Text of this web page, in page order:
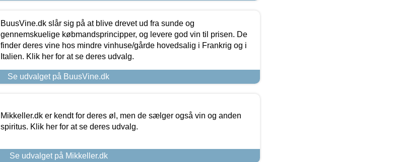
BuusVine.dk slår sig på at blive drevet ud fra sunde og
gennemskuelige købmandsprincipper, og levere god vin til prisen. De
finder deres vine hos mindre vinhuse/gårde hovedsalig i Frankrig og i
Italien. Klik her for at se deres udvalg.
Se udvalget på BuusVine.dk
Mikkeller.dk er kendt for deres øl, men de sælger også vin og anden
spiritus. Klik her for at se deres udvalg.
Se udvalget på Mikkeller.dk